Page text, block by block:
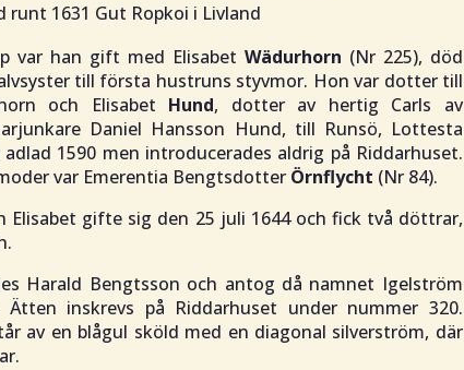
runt 1631 Gut Ropkoi i Livland
var han gift med Elisabet Wädurhorn (Nr 225), död
till första hustruns styvmor. Hon var dotter till
och Elisabet Hund, dotter av hertig Carls av
Daniel Hansson Hund, till Runsö, Lottesta
1590 men introducerades aldrig på Riddarhuset.
var Emerentia Bengtsdotter Örnflycht (Nr 84).
Elisabet gifte sig den 25 juli 1644 och fick två döttrar,
Harald Bengtsson och antog då namnet Igelström
Ätten inskrevs på Riddarhuset under nummer 320.
av en blågul sköld med en diagonal silverström, där